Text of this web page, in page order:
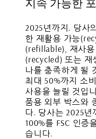
지속 가능한
2025년까지. 당사
한 재활용 가능
(refillable), 재사
(recycled) 또는 재
나를 충족하게 될
최대 50%까지 소
사용을 늘릴 것입
품용 외부 박스와
다. 당사는 2025년
100%를 FSC 인증
습니다.